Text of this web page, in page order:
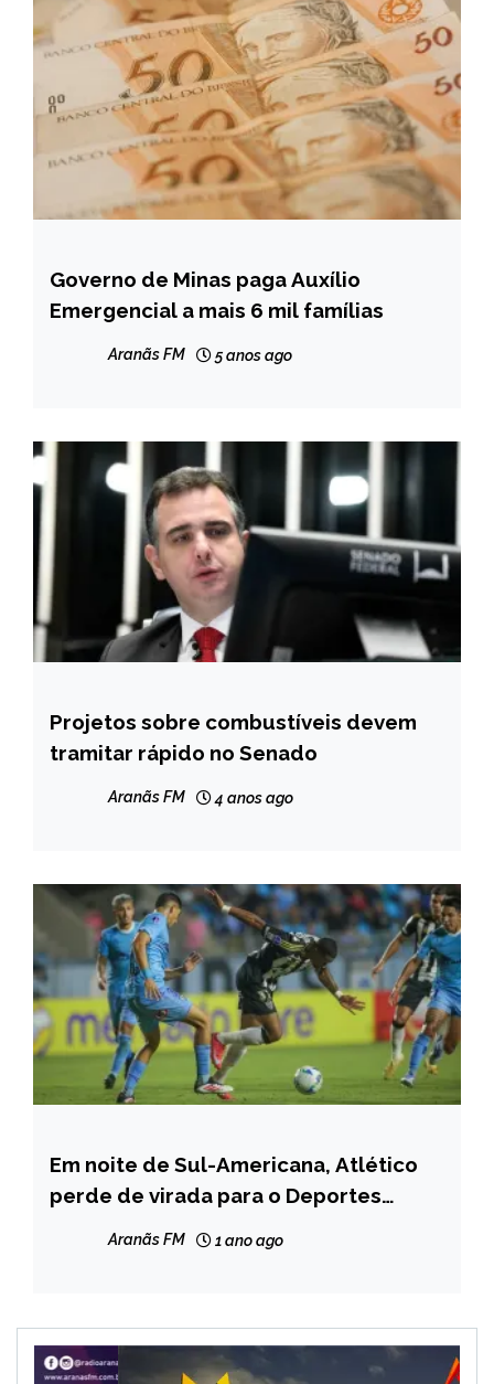
MINAS
GERAIS
NOTÍCIAS
Governo de Minas paga Auxílio
Emergencial a mais 6 mil famílias
Aranãs FM 5 anos ago
BRASIL
NOTÍCIAS
Projetos sobre combustíveis devem
tramitar rápido no Senado
Aranãs FM 4 anos ago
ESPORTES
NOTÍCIAS
Em noite de Sul-Americana, Atlético
perde de virada para o Deportes
Aranãs FM 1 ano ago